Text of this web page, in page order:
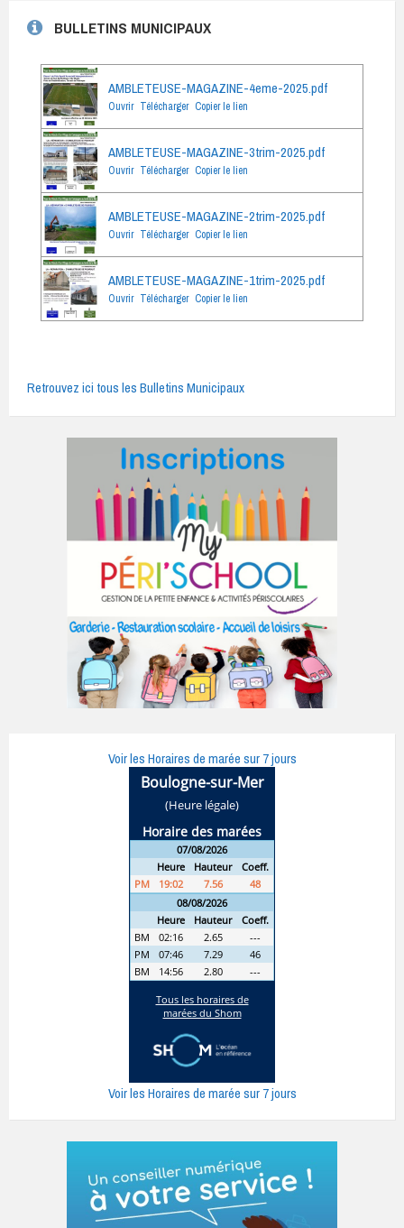
BULLETINS MUNICIPAUX
AMBLETEUSE-MAGAZINE-4eme-2025.pdf
Ouvrir Télécharger Copier le lien
AMBLETEUSE-MAGAZINE-3trim-2025.pdf
Ouvrir Télécharger Copier le lien
AMBLETEUSE-MAGAZINE-2trim-2025.pdf
Ouvrir Télécharger Copier le lien
AMBLETEUSE-MAGAZINE-1trim-2025.pdf
Ouvrir Télécharger Copier le lien
Retrouvez ici tous les Bulletins Municipaux
Voir les Horaires de marée sur 7 jours
Voir les Horaires de marée sur 7 jours